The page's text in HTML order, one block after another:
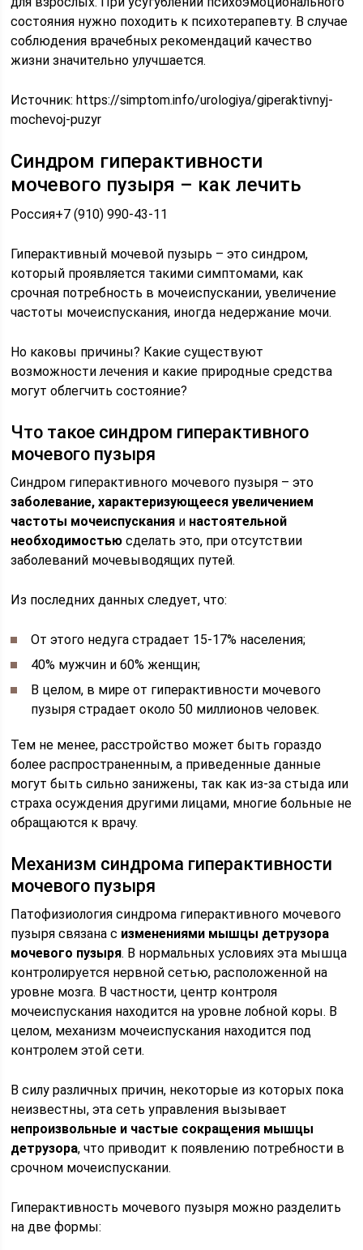
состояния нужно походить к психотерапевту. В случае
соблюдения врачебных рекомендаций качество
жизни значительно улучшается.
Источник:https://simptom.info/urologiya/giperaktivnyj-
mochevoj-puzyr
Синдром гиперактивности
мочевого пузыря – как лечить
Россия+7 (910) 990-43-11
Гиперактивный мочевой пузырь – это синдром,
который проявляется такими симптомами, как
срочная потребность в мочеиспускании, увеличение
частоты мочеиспускания, иногда недержание мочи.
Но каковы причины? Какие существуют
возможности лечения и какие природные средства
могут облегчить состояние?
Что такое синдром гиперактивного
мочевого пузыря
Синдром гиперактивного мочевого пузыря – это
заболевание, характеризующееся увеличением
частоты мочеиспускания и настоятельной
необходимостью сделать это, при отсутствии
заболеваний мочевыводящих путей.
Из последних данных следует, что:
От этого недуга страдает 15-17% населения;
40% мужчин и 60% женщин;
В целом, в мире от гиперактивности мочевого
пузыря страдает около 50 миллионов человек.
Тем не менее, расстройство может быть гораздо
более распространенным, а приведенные данные
могут быть сильно занижены, так как из-за стыда или
страха осуждения другими лицами, многие больные не
обращаются к врачу.
Механизм синдрома гиперактивности
мочевого пузыря
Патофизиология синдрома гиперактивного мочевого
пузыря связана с изменениями мышцы детрузора
мочевого пузыря. В нормальных условиях эта мышца
контролируется нервной сетью, расположенной на
уровне мозга. В частности, центр контроля
мочеиспускания находится на уровне лобной коры. В
целом, механизм мочеиспускания находится под
контролем этой сети.
В силу различных причин, некоторые из которых пока
неизвестны, эта сеть управления вызывает
непроизвольные и частые сокращения мышцы
детрузора, что приводит к появлению потребности в
срочном мочеиспускании.
Гиперактивность мочевого пузыря можно разделить
на две формы: